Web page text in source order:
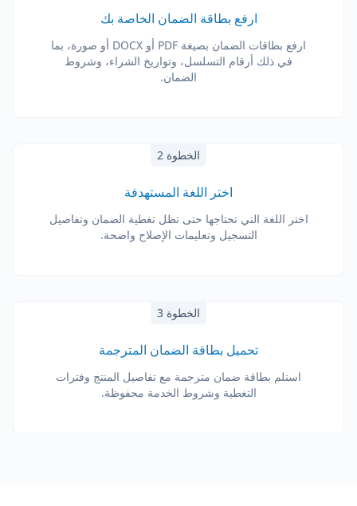
ارفع بطاقة الضمان الخاصة بك
ارفع بطاقات الضمان بصيغة PDF أو DOCX أو صورة، بما
في ذلك أرقام التسلسل، وتواريخ الشراء، وشروط
الضمان.
الخطوة 2
اختر اللغة المستهدفة
اختر اللغة التي تحتاجها حتى تظل تغطية الضمان وتفاصيل
التسجيل وتعليمات الإصلاح واضحة.
الخطوة 3
تحميل بطاقة الضمان المترجمة
استلم بطاقة ضمان مترجمة مع تفاصيل المنتج وفترات
التغطية وشروط الخدمة محفوظة.